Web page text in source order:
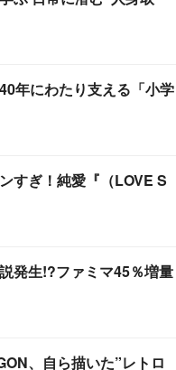
年にわたり支える「小学
すぎ！純愛『（LOVE S
発生!?ファミマ45％増量
、自ら描いた”レトロ